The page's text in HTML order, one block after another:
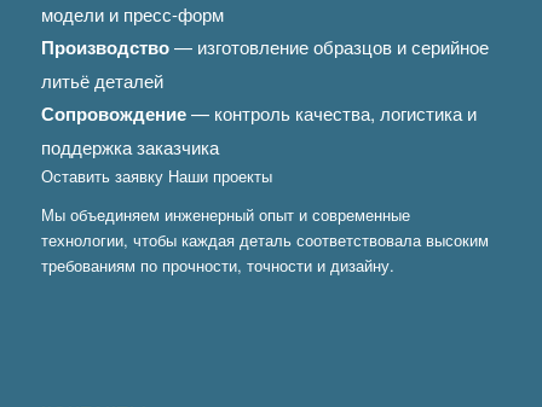
модели и пресс-форм
Производство— изготовление образцов и серийное
литьё деталей
Сопровождение— контроль качества, логистика и
поддержка заказчика
Оставить заявку Наши проекты
Мы объединяем инженерный опыт и современные
технологии, чтобы каждая деталь соответствовала высоким
требованиям по прочности, точности и дизайну.